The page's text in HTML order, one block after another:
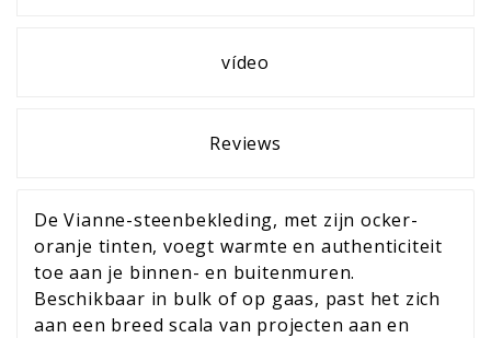
vídeo
Reviews
De Vianne-steenbekleding, met zijn ocker-
oranje tinten, voegt warmte en authenticiteit
toe aan je binnen- en buitenmuren.
Beschikbaar in bulk of op gaas, past het zich
aan een breed scala van projecten aan en